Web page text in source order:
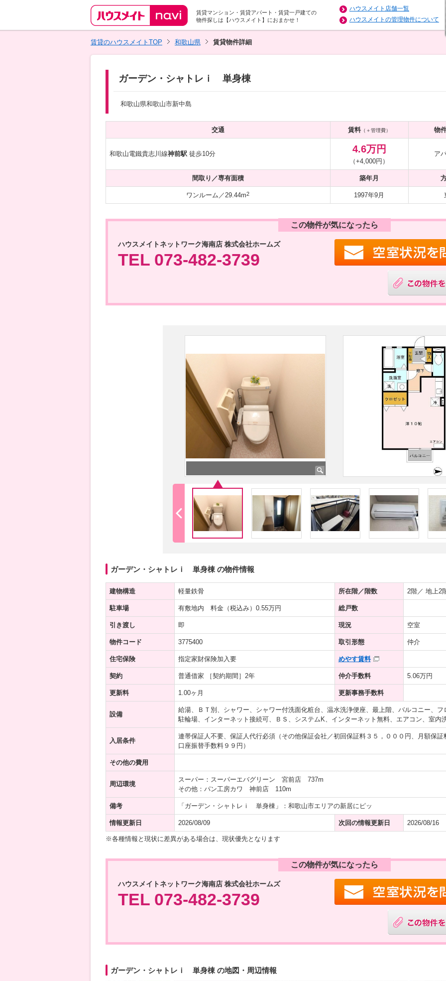
賃貸マンション・賃貸アパート・賃貸一戸建ての
物件探しは【ハウスメイト】におまかせ！
ハウスメイト店舗一覧
ハウスメイトの管理物件について
賃貸のハウスメイトTOP 和歌山県 賃貸物件詳細
ガーデン・シャトレｉ 単身棟
和歌山県和歌山市新中島
交通 賃料（＋管理費） 物
和歌山電鐵貴志川線神前駅徒歩10分 4.6万円
（+4,000円）
ア
間取り／専有面積 築年月
ワンルーム／29.44m2 1997年9月
この物件が気になったら
ハウスメイトネットワーク海南店 株式会社ホームズ
TEL 073-482-3739
ガーデン・シャトレｉ 単身棟 の物件情報
建物構造 軽量鉄骨 所在階／階数 2階／ 地上2
駐車場 有敷地内 料金（税込み）0.55万円 総戸数
引き渡し 即 現況 空室
物件コード 3775400 取引形態 仲介
住宅保険 指定家財保険加入要 めやす賃料
契約 普通借家 ［契約期間］2年 仲介手数料 5.06万円
更新料 1.00ヶ月 更新事務手数料
設備
給湯、ＢＴ別、シャワー、シャワー付洗面化粧台、温水洗浄便座、最上階、バルコニー、
駐輪場、インターネット接続可、ＢＳ、システムK、インターネット無料、エアコン、室内
入居条件
連帯保証人不要、保証人代行必須（その他保証会社／初回保証料３５，０００円、月額保
口座振替手数料９９円）
その他の費用
周辺環境
スーパー：スーパーエバグリーン 宮前店 737m
その他：パン工房カワ 神前店 110m
備考 「ガーデン・シャトレｉ 単身棟」：和歌山市エリアの新居にピッ
情報更新日 2026/08/09 次回の情報更新日 2026/08/16
※各種情報と現状に差異がある場合は、現状優先となります
この物件が気になったら
ハウスメイトネットワーク海南店 株式会社ホームズ
TEL 073-482-3739
ガーデン・シャトレｉ 単身棟 の地図・周辺情報